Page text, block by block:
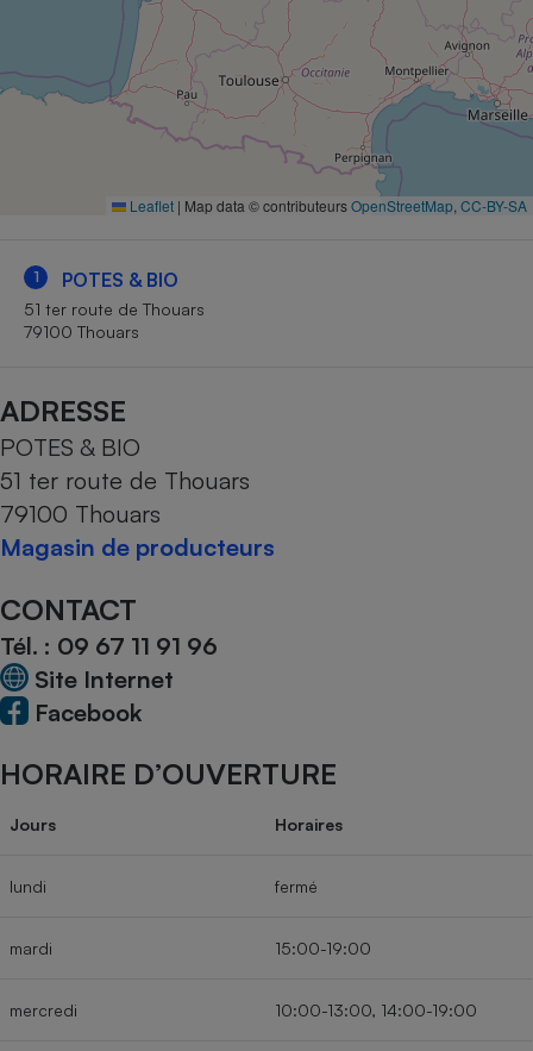
Leaflet | Map data © contributeursOpenStreetMap CC-BY-SA
1 POTES & BIO
51 ter route de Thouars
79100 Thouars
ADRESSE
POTES & BIO
51 ter route de Thouars
79100 Thouars
Magasin de producteurs
CONTACT
Tél. : 09 67 11 91 96
Site Internet
Facebook
HORAIRE D’OUVERTURE
Jours Horaires
lundi fermé
mardi 15:00-19:00
mercredi 10:00-13:00, 14:00-19:00
Complément
alimentaire
Assurance emprunteur
Petit électroménager -
Mutuelle